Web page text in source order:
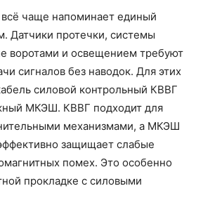
чаще напоминает единый
Датчики протечки, системы
воротами и освещением требуют
сигналов без наводок. Для этих
силовой контрольный КВВГ
МКЭШ. КВВГ подходит для
механизмами, а МКЭШ
защищает слабые
помех. Это особенно
прокладке с силовыми